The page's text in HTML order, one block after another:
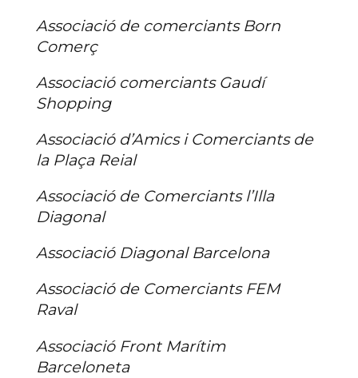
Associació de comerciants Born
Comerç
Associació comerciants Gaudí
Shopping
Associació d’Amics i Comerciants de
la Plaça Reial
Associació de Comerciants l’Illa
Diagonal
Associació Diagonal Barcelona
Associació de Comerciants FEM
Raval
Associació Front Marítim
Barceloneta